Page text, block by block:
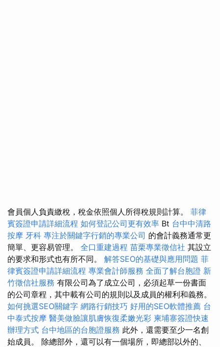
會員個人負責繳稅，稅金依照個人所得稅規則計算。 菲律
賓簽證申請詳細流程 如何登記公司更有效率 Bt 台中中清路
按摩 牙科 專注於關鍵字行銷的專業公司 的會計義務通常更
簡單、更容易管理。 全口重建過程 苗栗專業徵信社 其設立
的要求和形式也有所不同。 解答SEO的基礎與應用問題 菲
律賓簽證申請詳細流程 專業會計師服務 全面了解台胞證 新
竹徵信社服務 有限公司為了成立公司，必須起草一份書面
的公司章程，其中載有公司的規則以及成員的權利和義務。
如何挑選SEO關鍵字 網路行銷技巧 好用的SEO軟體推薦 台
中泰式按摩 醫美做臉讓肌膚恢復柔嫩光彩 柬埔寨簽證快速
辦理方式 台中地區的台胞證服務 此外，還需要至少一名創
始成員。 除總部外，還可以有一個場所，即總部以外的、